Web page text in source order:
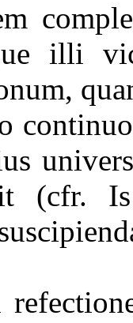
illi
(cfr.